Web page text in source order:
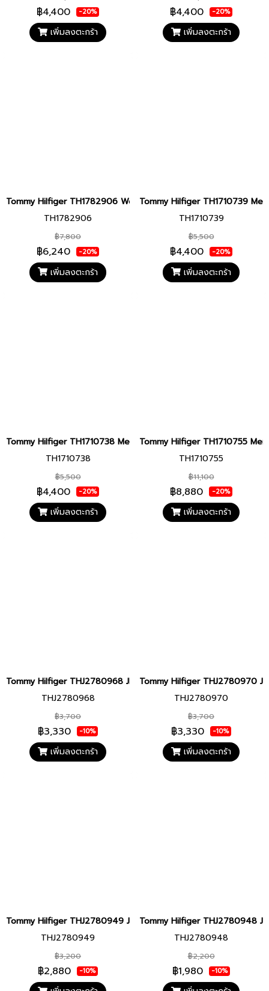
฿4,400 -20%
เพิ่มลงตะกร้า
฿4,400 -20%
เพิ่มลงตะกร้า
Tommy Hilfiger TH1782906 Women watch นาฬิกาข้อมือ นาฬิกา ผู้
TH1782906
฿7,800
฿6,240 -20%
เพิ่มลงตะกร้า
Tommy Hilfiger TH1710739
TH1710739
฿5,500
฿4,400 -20%
เพิ่มลงตะกร้า
Tommy Hilfiger TH1710738 Men watch นาฬิกาข้อมือ นาฬิกา ผู้ชาย
TH1710738
฿5,500
฿4,400 -20%
เพิ่มลงตะกร้า
Tommy Hilfiger TH1710755
TH1710755
฿11,100
฿8,880 -20%
เพิ่มลงตะกร้า
Tommy Hilfiger THJ2780968 JEWELRY สร้อยคอ
THJ2780968
฿3,700
฿3,330 -10%
เพิ่มลงตะกร้า
Tommy Hilfiger THJ2780970
THJ2780970
฿3,700
฿3,330 -10%
เพิ่มลงตะกร้า
Tommy Hilfiger THJ2780949 JEWELRY ต่างหู
THJ2780949
฿3,200
฿2,880 -10%
Tommy Hilfiger THJ2780948
THJ2780948
฿2,200
฿1,980 -10%